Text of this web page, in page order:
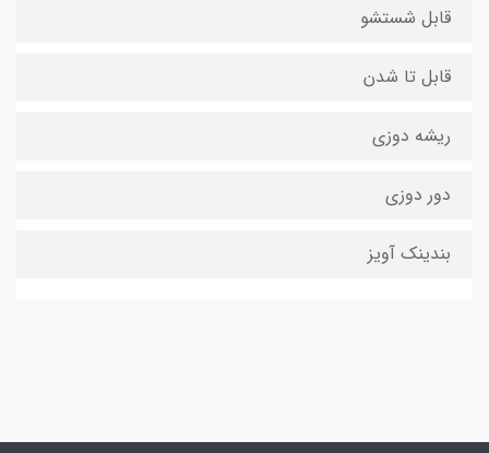
قابل شستشو
قابل تا شدن
ریشه دوزی
دور دوزی
بندینک آویز